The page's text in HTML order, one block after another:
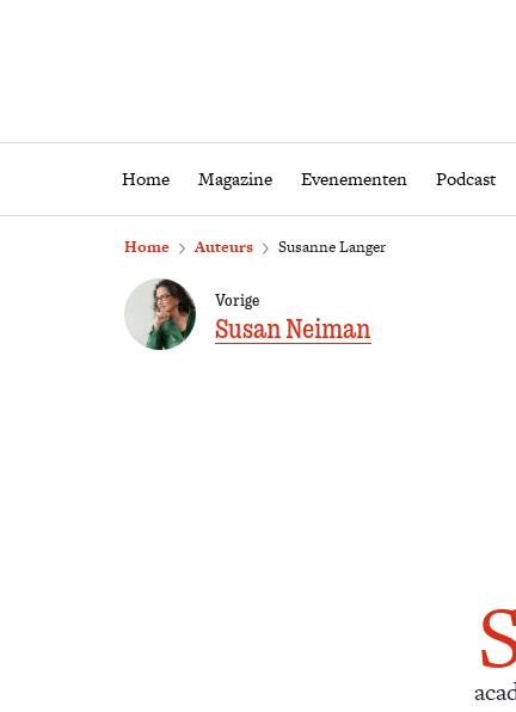
Home Magazine Evenementen Podcast
Home Magazine
Home Auteurs Susanne Langer
Vorige
Susan Neiman